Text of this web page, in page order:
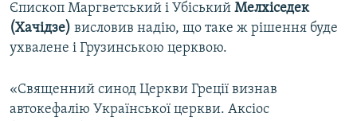
Єпископ Маргветський і Убіський Мелхіседек
(Хачідзе) висловив надію, що таке ж рішення буде
ухвалене і Грузинською церквою.
«Священний синод Церкви Греції визнав
автокефалію Української церкви. Аксіос